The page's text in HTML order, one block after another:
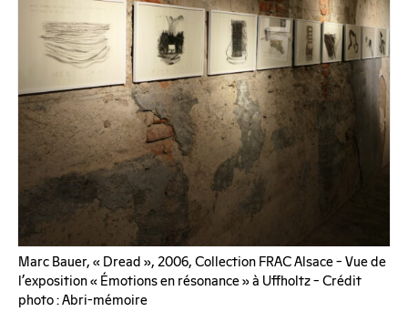
Marc Bauer, « Dread », 2006, Collection FRAC Alsace – Vue de
l’exposition « Émotions en résonance » à Uffholtz – Crédit
photo : Abri-mémoire